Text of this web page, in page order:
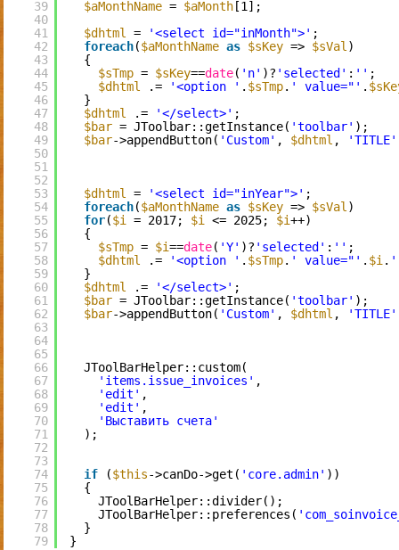
39
40
41
42
43
44
45
46
47
48
49
50
51
52
53
54
55
56
57
58
59
60
61
62
63
64
65
66
67
68
69
70
71
72
73
74
75
76
77
78
79
$aMonthName = $aMonth [1];
$dhtml = '<select id="inMonth">' ;
foreach($aMonthName as $sKey => $sVal)
{
$sTmp = $sKey==date( 'n' )? 'selected' : '' ;
$dhtml
.= '<option ' . $sTmp. ' value="' .
}
$dhtml
.= '</select>' ;
$bar = JToolbar::getInstance( 'toolbar' );
$bar->appendButton( 'Custom' , $dhtml , 'TITLE'
$dhtml = '<select id="inYear">' ;
foreach($aMonthName as $sKey => $sVal)
for($i = 2017; $i <= 2025; $i++)
{
$sTmp = $i==date( 'Y' )? 'selected' : '' ;
$dhtml
.= '<option ' . $sTmp. ' value="' . $i.
}
$dhtml
.= '</select>' ;
$bar = JToolbar::getInstance( 'toolbar' );
$bar->appendButton( 'Custom' , $dhtml , 'TITLE'
JToolBarHelper::custom(
'items.issue_invoices' ,
'edit' ,
'edit' ,
'Выставить счета'
);
if ($this->canDo->get( 'core.admin' ))
{
JToolBarHelper::divider();
JToolBarHelper::preferences(
}
}